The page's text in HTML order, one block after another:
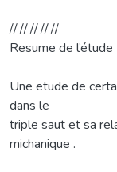
// // // // //
Resume de l’étude
Une etude de
dans le
triple saut et sa
michanique .